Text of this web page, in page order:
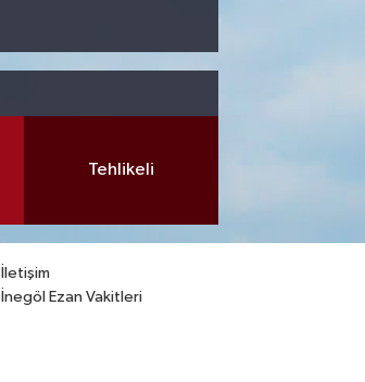
Tehlikeli
İletişim
İnegöl Ezan Vakitleri